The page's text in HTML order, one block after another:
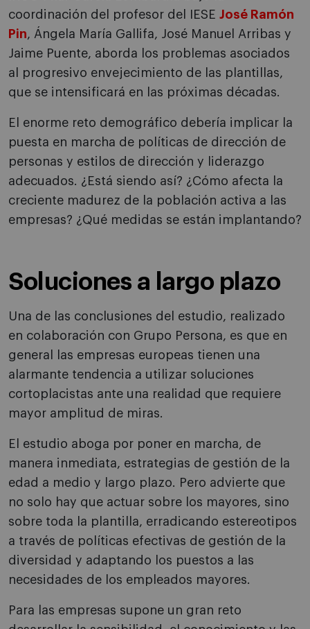
coordinación del profesor del IESE José Ramón
Pin, Ángela María Gallifa, José Manuel Arribas y
Jaime Puente, aborda los problemas asociados
al progresivo envejecimiento de las plantillas,
que se intensificará en las próximas décadas.
El enorme reto demográfico debería implicar la
puesta en marcha de políticas de dirección de
personas y estilos de dirección y liderazgo
adecuados. ¿Está siendo así? ¿Cómo afecta la
creciente madurez de la población activa a las
empresas? ¿Qué medidas se están implantando?
Soluciones a largo plazo
Una de las conclusiones del estudio, realizado
en colaboración con Grupo Persona, es que en
general las empresas europeas tienen una
alarmante tendencia a utilizar soluciones
cortoplacistas ante una realidad que requiere
mayor amplitud de miras.
El estudio aboga por poner en marcha, de
manera inmediata, estrategias de gestión de la
edad a medio y largo plazo. Pero advierte que
no solo hay que actuar sobre los mayores, sino
sobre toda la plantilla, erradicando estereotipos
a través de políticas efectivas de gestión de la
diversidad y adaptando los puestos a las
necesidades de los empleados mayores.
Para las empresas supone un gran reto